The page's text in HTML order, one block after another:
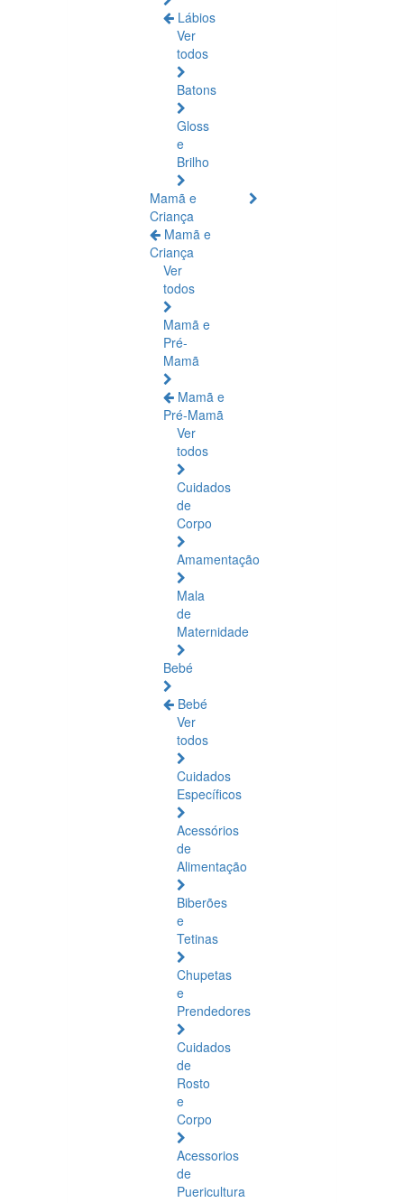
Lábios
Ver
todos
Batons
Gloss
e
Brilho
Mamã e
Criança
Mamã e
Criança
Ver
todos
Mamã e
Pré-
Mamã
Mamã e
Pré-Mamã
Ver
todos
Cuidados
de
Corpo
Amamentação
Mala
de
Maternidade
Bebé
Bebé
Ver
todos
Cuidados
Específicos
Acessórios
de
Alimentação
Biberões
e
Tetinas
Chupetas
e
Prendedores
Cuidados
de
Rosto
e
Corpo
Acessorios
de
Puericultura